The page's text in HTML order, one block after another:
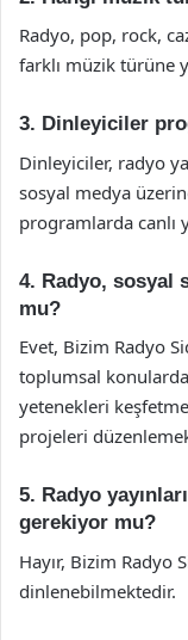
Radyo, pop, rock,
farklı müzik türüne
3. Dinleyiciler
Dinleyiciler, radyo
sosyal medya
programlarda canlı
4. Radyo, sosyal
mu?
Evet, Bizim Radyo
toplumsal
yetenekleri
projeleri
5. Radyo
gerekiyor mu?
Hayır, Bizim Radyo
dinlenebilmektedir.